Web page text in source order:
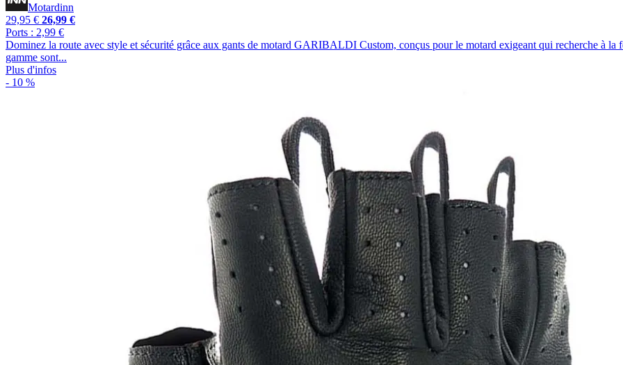
Motardinn
29,95 € 26,99 €
Ports : 2,99 €
Dominez la route avec style et sécurité grâce aux gants de motard GARIBALDI Custom, conçus pour le motard exigeant qui recherche à la
gamme sont...
Plus d'infos
- 10 %